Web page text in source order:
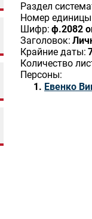
Раздел
Номер единицы
Шифр: ф.2082
Заголовок:
Крайние даты:
Количество
Персоны:
Евенко